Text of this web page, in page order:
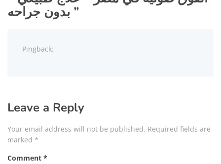
”
Pingback:
Leave a Reply
Your email address will not be published. Required fields are
marked *
Comment *